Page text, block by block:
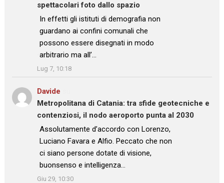
spettacolari foto dallo spazio
: “In effetti gli istituti di demografia non
guardano ai confini comunali che
possono essere disegnati in modo
arbitrario ma all’…
”
Lug 7, 10:18
Davide
Metropolitana di Catania: tra sfide geotecniche e
contenziosi, il nodo aeroporto punta al 2030
: “
Assolutamente d’accordo con Lorenzo,
Luciano Favara e Alfio. Peccato che non
ci siano persone dotate di visione,
buonsenso e intelligenza…
”
Giu 29, 10:30